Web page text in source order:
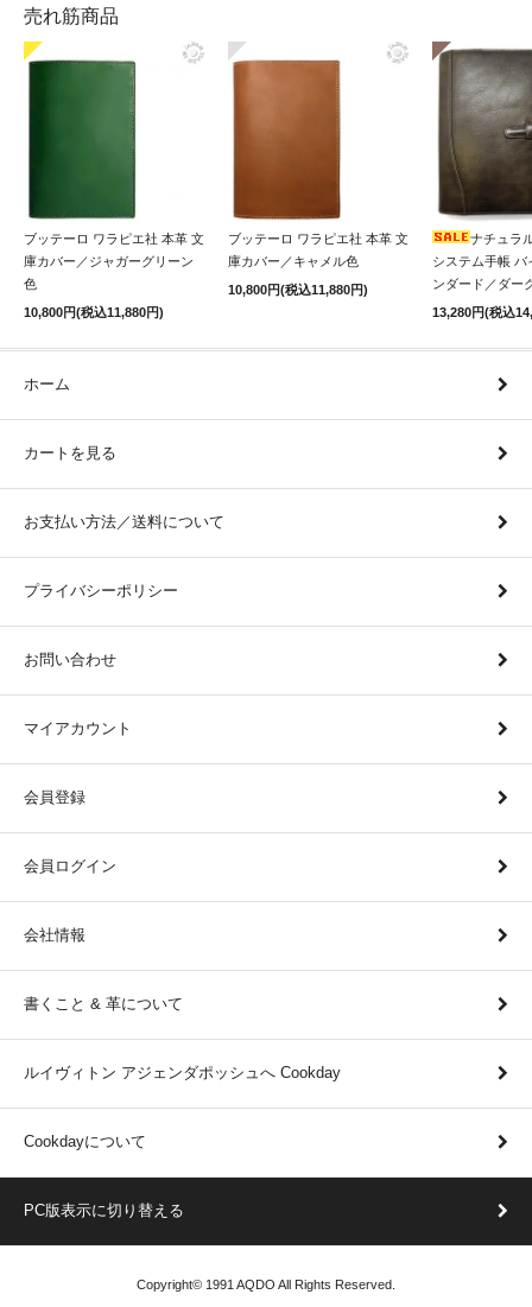
売れ筋商品
ブッテーロ ワラピエ社 本革 文
庫カバー／ジャガーグリーン
色
10,800円(税込11,880円)
ブッテーロ ワラピエ社 本革 文
庫カバー／キャメル色
10,800円(税込11,880円)
ナチュラ
システム手帳 バ
ンダード／ダー
13,280円(税込
ホーム
カートを見る
お支払い方法／送料について
プライバシーポリシー
お問い合わせ
マイアカウント
会員登録
会員ログイン
会社情報
書くこと & 革について
ルイヴィトン アジェンダポッシュへ Cookday
Cookdayについて
PC版表示に切り替える
Copyright© 1991 AQDO All Rights Reserved.